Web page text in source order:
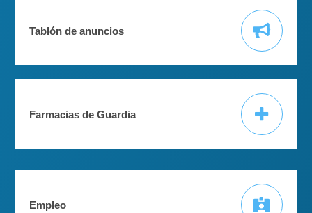
Tablón de anuncios
Farmacias de Guardia
Empleo